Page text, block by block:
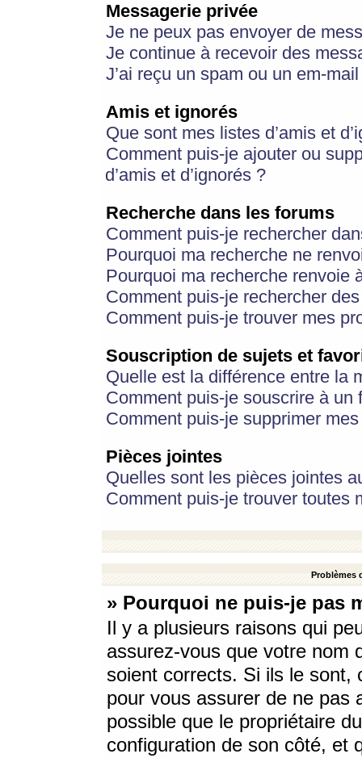
Messagerie privée
Je ne peux pas envoyer de
Je continue à recevoir des
J’ai reçu un spam ou un em-
Amis et ignorés
Que sont mes listes d’amis et
Comment puis-je ajouter ou
d’amis et d’ignorés ?
Recherche dans les forums
Comment puis-je rechercher
Pourquoi ma recherche ne
Pourquoi ma recherche renvoie
Comment puis-je rechercher
Comment puis-je trouver mes
Souscription de sujets et
Quelle est la différence entre la
Comment puis-je souscrire à
Comment puis-je supprimer
Pièces jointes
Quelles sont les pièces jointes
Comment puis-je trouver toutes
Problèmes
» Pourquoi ne puis-je pas
Il y a plusieurs raisons qui
assurez-vous que votre nom
soient corrects. Si ils le sont,
pour vous assurer de ne pas
possible que le propriétaire
configuration de son côté, et